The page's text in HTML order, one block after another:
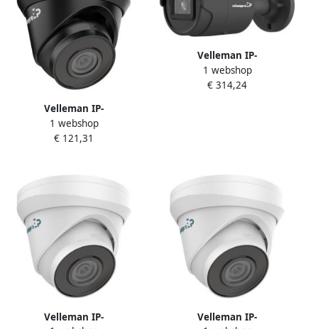
Velleman IP-
NETWERKCAMERA VAST
NETWERK DOME 4 MP
1 webshop
€ 121,31
Velleman IP-
NETWERKCAMERA VAST
NETWERK CILINDRISCH 8
1 webshop
€ 314,24
Velleman IP-
Velleman IP-